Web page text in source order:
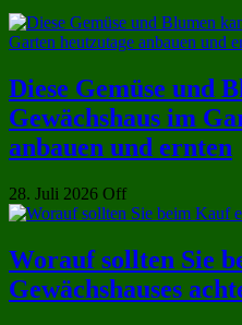
Diese Gemüse und
Gewächshaus im
anbauen und ernten
28. Juli 2026 Off
Worauf sollten Sie
Gewächshauses